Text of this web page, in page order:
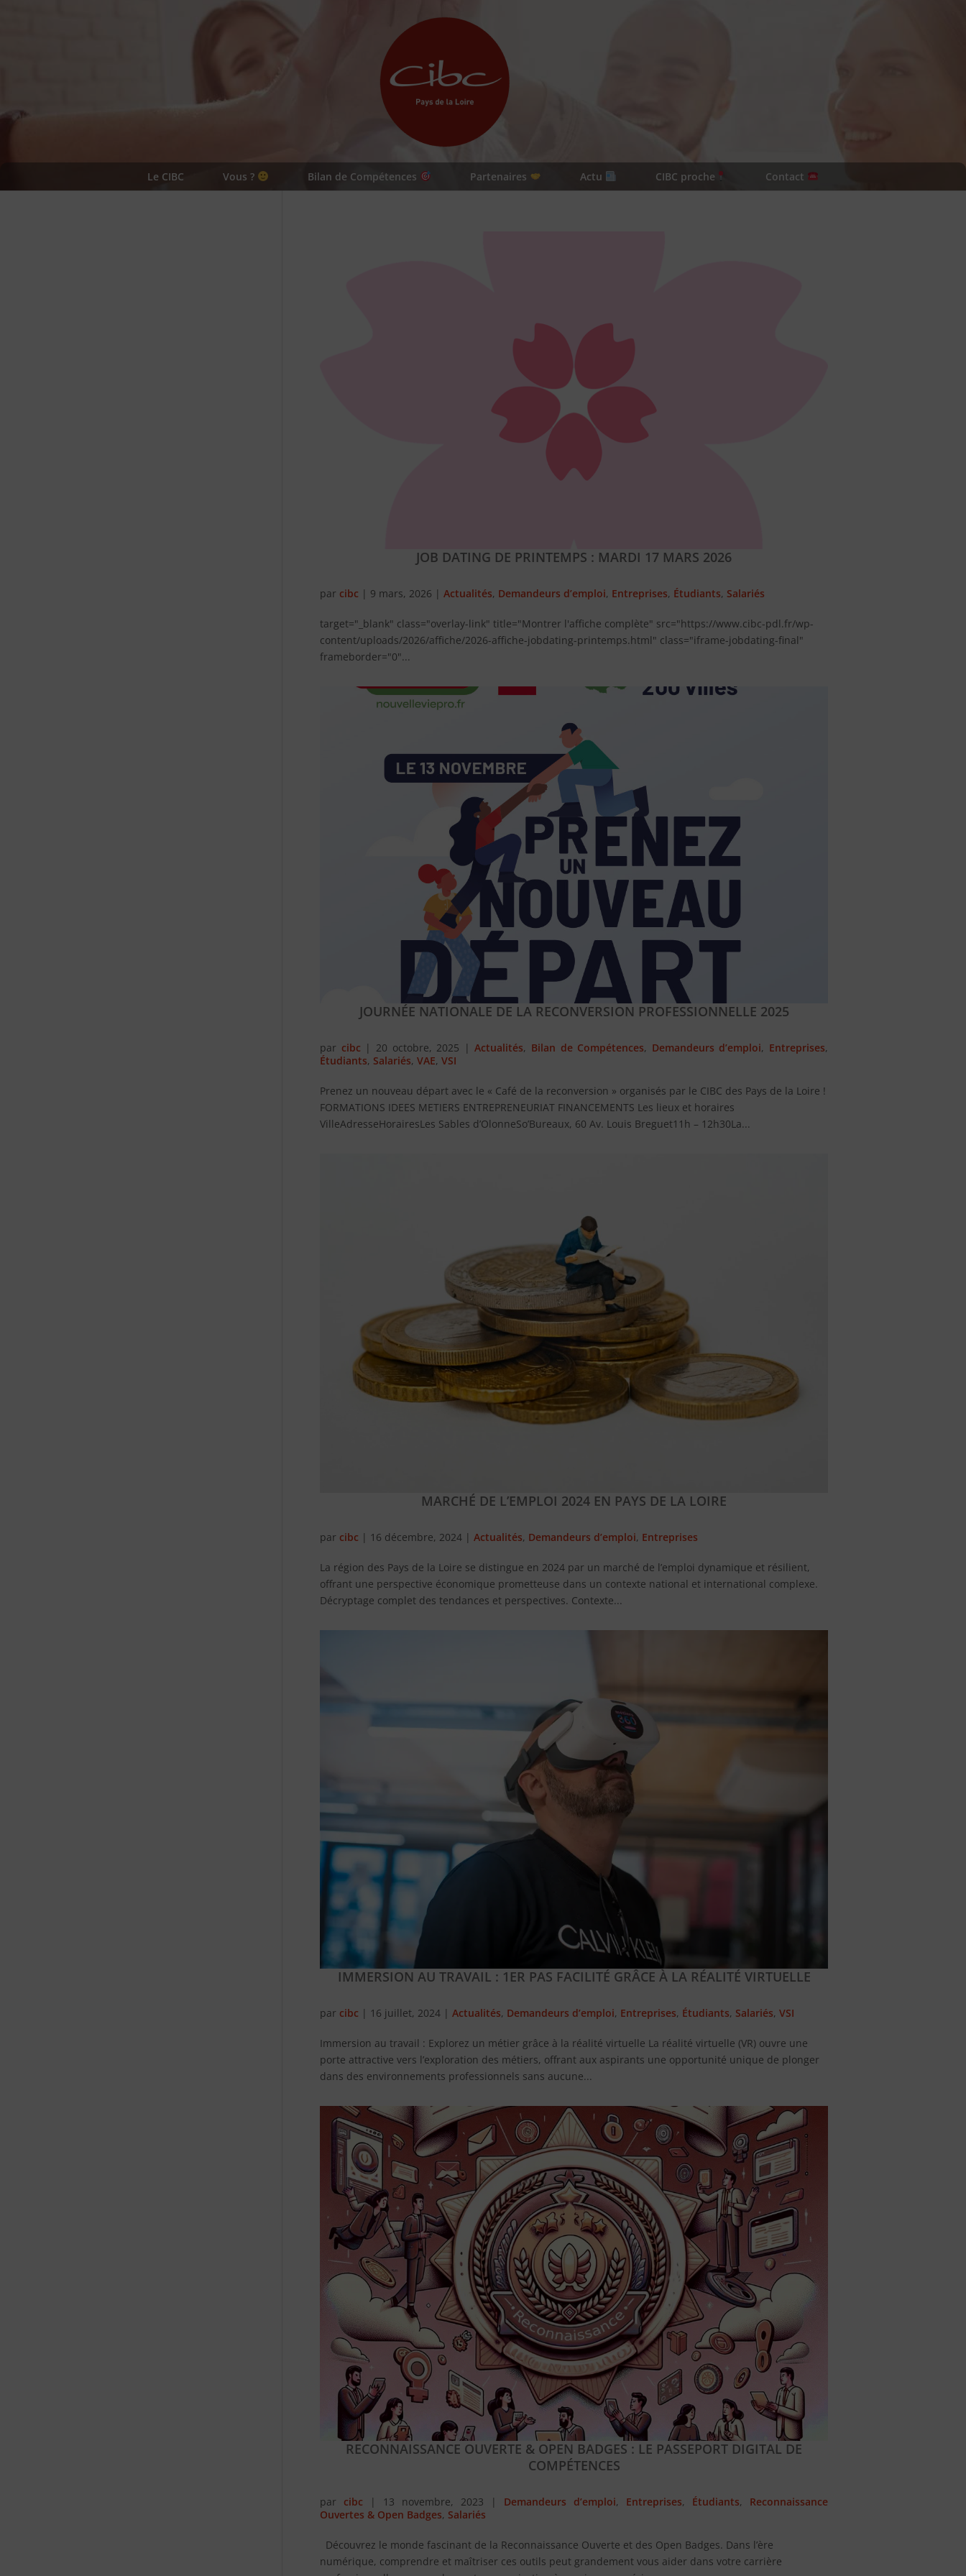
Le CIBC Vous ? Bilan de Compétences Partenaires Actu CIBC proche Contact
JOB DATING DE PRINTEMPS : MARDI 17 MARS 2026
par cibc | 9 mars, 2026 |Actualités, Demandeurs d’emploi, Entreprises, Étudiants, Salariés
target="_blank" class="overlay-link" title="Montrer l'affiche complète" src="https://www.cibc-pdl.fr/wp-
content/uploads/2026/affiche/2026-affiche-jobdating-printemps.html" class="iframe-jobdating-final"
frameborder="0"...
JOURNÉE NATIONALE DE LA RECONVERSION PROFESSIONNELLE 2025
par cibc | 20 octobre, 2025 |Actualités, Bilan de Compétences, Demandeurs d’emploi, Entreprises,
Étudiants, Salariés,VAE,VSI
Prenez un nouveau départ avec le « Café de la reconversion » organisés par le CIBC des Pays de la Loire !
FORMATIONS IDEES METIERS ENTREPRENEURIAT FINANCEMENTS Les lieux et horaires
VilleAdresseHorairesLes Sables d’OlonneSo’Bureaux, 60 Av. Louis Breguet11h – 12h30La...
MARCHÉ DE L’EMPLOI 2024 EN PAYS DE LA LOIRE
par cibc | 16 décembre, 2024 |Actualités, Demandeurs d’emploi, Entreprises
La région des Pays de la Loire se distingue en 2024 par un marché de l’emploi dynamique et résilient,
offrant une perspective économique prometteuse dans un contexte national et international complexe.
Décryptage complet des tendances et perspectives. Contexte...
IMMERSION AU TRAVAIL : 1ER PAS FACILITÉ GRÂCE À LA RÉALITÉ VIRTUELLE
par cibc | 16 juillet, 2024 |Actualités, Demandeurs d’emploi, Entreprises, Étudiants, Salariés,VSI
Immersion au travail : Explorez un métier grâce à la réalité virtuelle La réalité virtuelle (VR) ouvre une
porte attractive vers l’exploration des métiers, offrant aux aspirants une opportunité unique de plonger
dans des environnements professionnels sans aucune...
RECONNAISSANCE OUVERTE & OPEN BADGES : LE PASSEPORT DIGITAL DE
COMPÉTENCES
par cibc | 13 novembre, 2023 | Demandeurs d’emploi, Entreprises, Étudiants, Reconnaissance
Ouvertes & Open Badges, Salariés
Découvrez le monde fascinant de la Reconnaissance Ouverte et des Open Badges. Dans l’ère
numérique, comprendre et maîtriser ces outils peut grandement vous aider dans votre carrière